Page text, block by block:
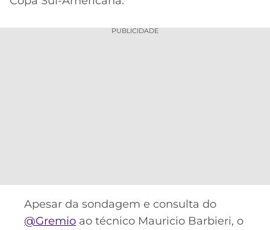
ONLINE
PUBLICIDADE
Apesar da sondagem e consulta do
@Gremio ao técnico Mauricio Barbieri, o